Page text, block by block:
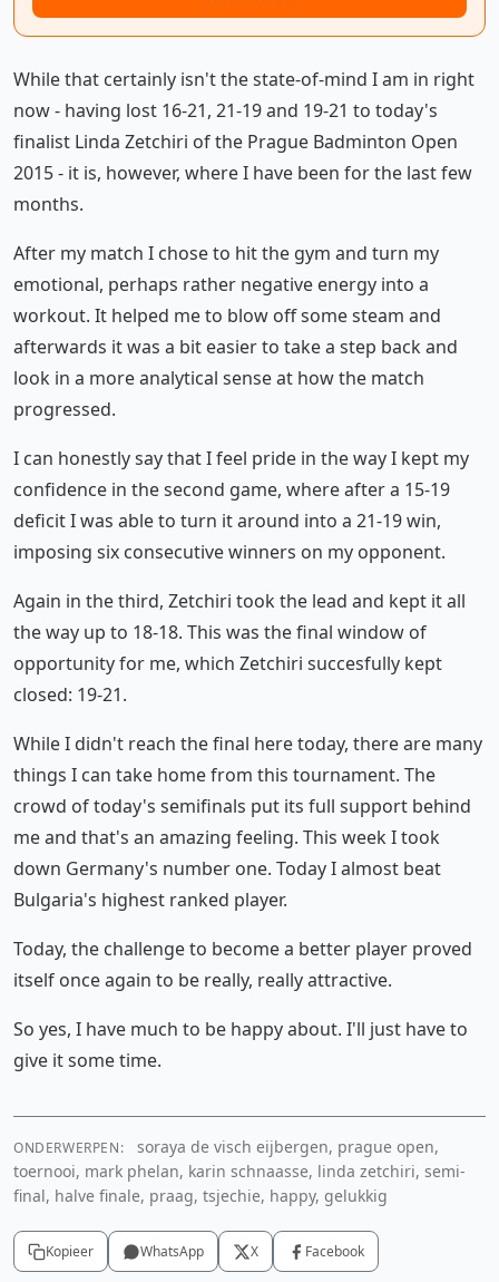
While that certainly isn't the state-of-mind I am in right
now - having lost 16-21, 21-19 and 19-21 to today's
finalist Linda Zetchiri of the Prague Badminton Open
2015 - it is, however, where I have been for the last few
months.
After my match I chose to hit the gym and turn my
emotional, perhaps rather negative energy into a
workout. It helped me to blow off some steam and
afterwards it was a bit easier to take a step back and
look in a more analytical sense at how the match
progressed.
I can honestly say that I feel pride in the way I kept my
confidence in the second game, where after a 15-19
deficit I was able to turn it around into a 21-19 win,
imposing six consecutive winners on my opponent.
Again in the third, Zetchiri took the lead and kept it all
the way up to 18-18. This was the final window of
opportunity for me, which Zetchiri succesfully kept
closed: 19-21.
While I didn't reach the final here today, there are many
things I can take home from this tournament. The
crowd of today's semifinals put its full support behind
me and that's an amazing feeling. This week I took
down Germany's number one. Today I almost beat
Bulgaria's highest ranked player.
Today, the challenge to become a better player proved
itself once again to be really, really attractive.
So yes, I have much to be happy about. I'll just have to
give it some time.
ONDERWERPEN:
soraya de visch eijbergen, prague open,
toernooi, mark phelan, karin schnaasse, linda zetchiri, semi-
final, halve finale, praag, tsjechie, happy, gelukkig
Kopieer WhatsApp X Facebook